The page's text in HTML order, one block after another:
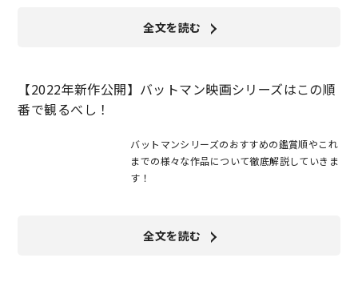
全文を読む
【2022年新作公開】バットマン映画シリーズはこの順
番で観るべし！
バットマンシリーズのおすすめの鑑賞順やこれ
までの様々な作品について徹底解説していきま
す！
全文を読む